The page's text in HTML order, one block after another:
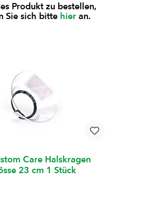
Produkt zu bestellen,
Sie sich bitte hieran.
Care Halskragen
23 cm 1 Stück